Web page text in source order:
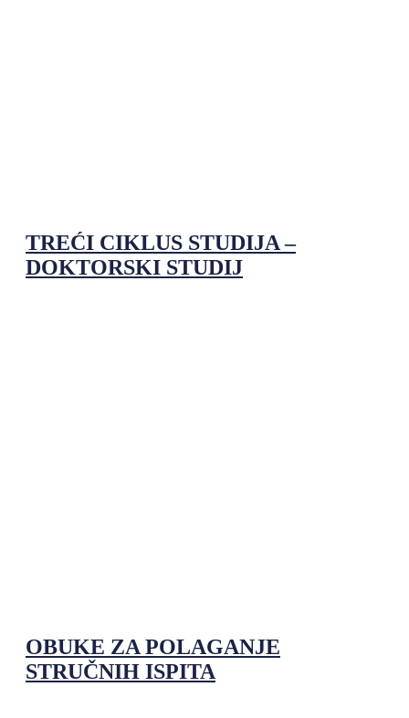
TREĆI CIKLUS STUDIJA –
DOKTORSKI STUDIJ
OBUKE ZA POLAGANJE
STRUČNIH ISPITA